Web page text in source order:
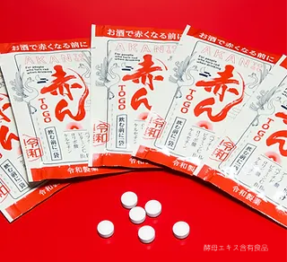
酵母エキス含有食品